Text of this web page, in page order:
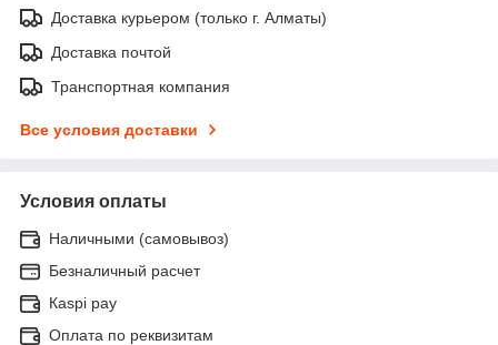
Доставка курьером (только г. Алматы)
Доставка почтой
Транспортная компания
Все условия доставки
Условия оплаты
Наличными (самовывоз)
Безналичный расчет
Каspi pay
Оплата по реквизитам